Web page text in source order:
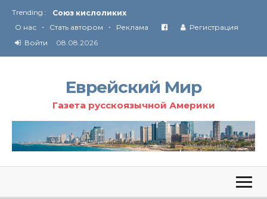
Trending :
Союз кислоликих
Соглашение США с Ираном
Технология Революции в Иране
О нас • Стать автором • Реклама
Регистрация
Войти
08.08.2026
Еврейский Мир
Газета русскоязычной Америки